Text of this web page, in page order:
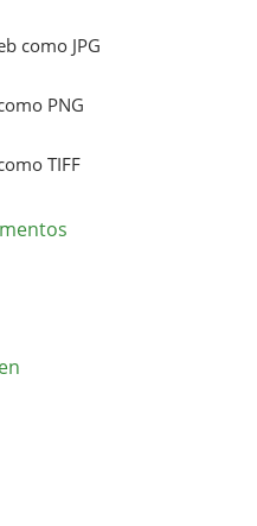
como JPG
PNG
TIFF